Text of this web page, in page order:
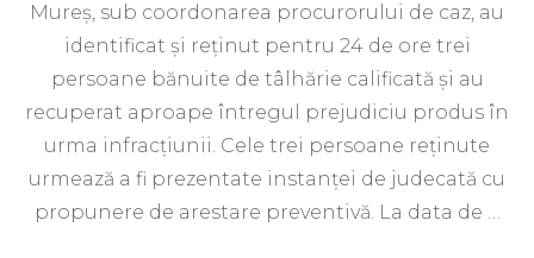
Mureș, sub coordonarea procurorului de caz, au
identificat și reținut pentru 24 de ore trei
persoane bănuite de tâlhărie calificată și au
recuperat aproape întregul prejudiciu produs în
urma infracțiunii. Cele trei persoane reținute
urmează a fi prezentate instanței de judecată cu
propunere de arestare preventivă. La data de …